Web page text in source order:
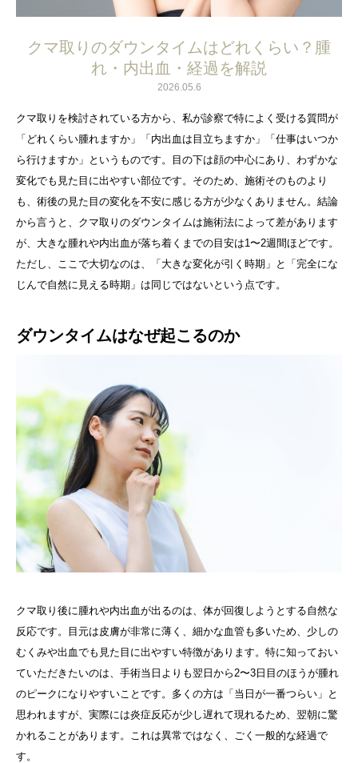
クマ取りのダウンタイムはどれくらい？腫
れ・内出血・経過を解説
2026.05.6
クマ取りを検討されている方から、私が診察で特によく受ける質問が
「どれくらい腫れますか」「内出血は目立ちますか」「仕事はいつか
ら行けますか」というものです。目の下は顔の中心にあり、わずかな
変化でも見た目に出やすい部位です。そのため、施術そのものより
も、術後の見た目の変化を不安に感じる方が少なくありません。結論
から言うと、クマ取りのダウンタイムは施術法によって差があります
が、大きな腫れや内出血が落ち着くまでの目安は1〜2週間ほどです。
ただし、ここで大切なのは、「大きな変化が引く時期」と「完全にな
じんで自然に見える時期」は同じではないという点です。
ダウンタイムはなぜ起こるのか
クマ取り後に腫れや内出血が出るのは、体が回復しようとする自然な
反応です。目元は皮膚が非常に薄く、細かな血管も多いため、少しの
むくみや出血でも見た目に出やすい特徴があります。特に知っておい
ていただきたいのは、手術当日よりも翌日から2〜3日目のほうが腫れ
のピークになりやすいことです。多くの方は「当日が一番つらい」と
思われますが、実際には炎症反応が少し遅れて現れるため、翌朝に驚
かれることがあります。これは異常ではなく、ごく一般的な経過で
す。